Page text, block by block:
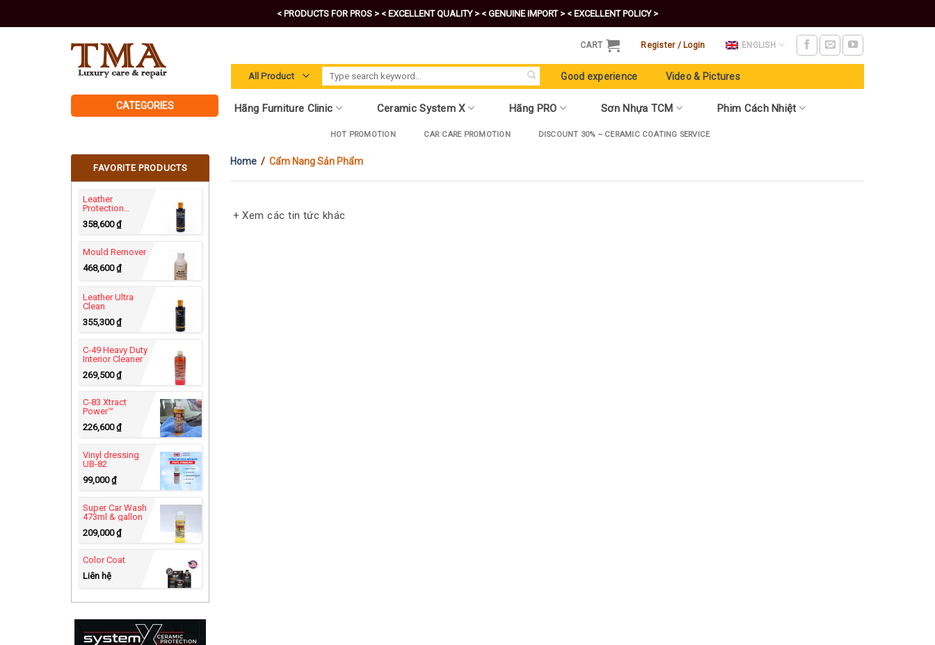
to
< PRODUCTS FOR PROS > < EXCELLENT QUALITY > < GENUINE IMPORT > < EXCELLENT POLICY >
CART Register / Login ENGLISH
Search
for:
Good experience Video & Pictures
CATEGORIES Hãng Furniture Clinic Ceramic System X Hãng PRO Sơn Nhựa TCM Phim Cách Nhiệt
HOT PROMOTION CAR CARE PROMOTION DISCOUNT 30% – CERAMIC COATING SERVICE
FAVORITE PRODUCTS
Leather
Protection
358,600₫
Mould Remover
468,600₫
Leather Ultra
Clean
355,300₫
C-49 Heavy Duty
Interior Cleaner
269,500₫
C-83 Xtract
Power™
226,600₫
Vinyl dressing
UB-82
99,000₫
Super Car Wash
473ml & gallon
209,000₫
Color Coat
Liên hệ
Home /Cẩm Nang Sản Phẩm
+ Xem các tin tức khác